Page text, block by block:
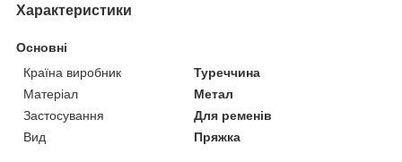
Характеристики
Основні
Країна виробник
Туреччина
Матеріал
Метал
Застосування
Для ременів
Вид
Пряжка